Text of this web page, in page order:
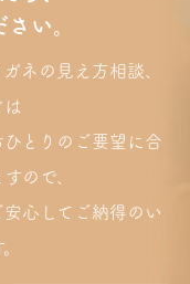
い。
ネの見え方相談、
とりのご要望に合
ので、
心してご納得のい